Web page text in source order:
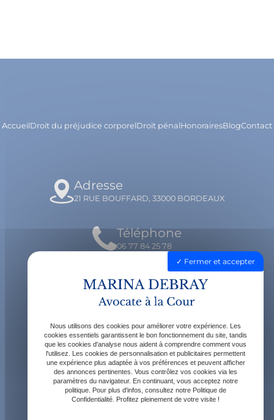
AccueilDroit du préjudice corporelDroit pénalHonorairesBlogContact
Adresse
21 RUE BOUFFARD, 33000 BORDEAUX
Téléphone
06 77 84 25 78
Email
contact@avocatdebray.fr
Horaires
Lundi - Vendredi : 9h - 19h
Fermer et accepter
Nous utilisons des cookies pour améliorer votre expérience. Les
cookies essentiels garantissent le bon fonctionnement du site, tandis
que les cookies d'analyse nous aident à comprendre comment vous
l'utilisez. Les cookies de personnalisation et publicitaires permettent
une expérience plus adaptée à vos préférences et peuvent afficher
des annonces pertinentes. Vous contrôlez vos cookies via les
paramètres du navigateur. En continuant, vous acceptez notre
politique. Pour plus d'infos, consultez notre Politique de
Confidentialité. Profitez pleinement de votre visite !